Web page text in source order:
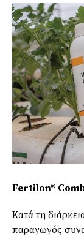
Fertilon® Combi
Κατά τη
παραγωγός